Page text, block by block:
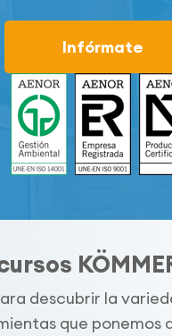
Infórmate
descubrir la
que ponemos